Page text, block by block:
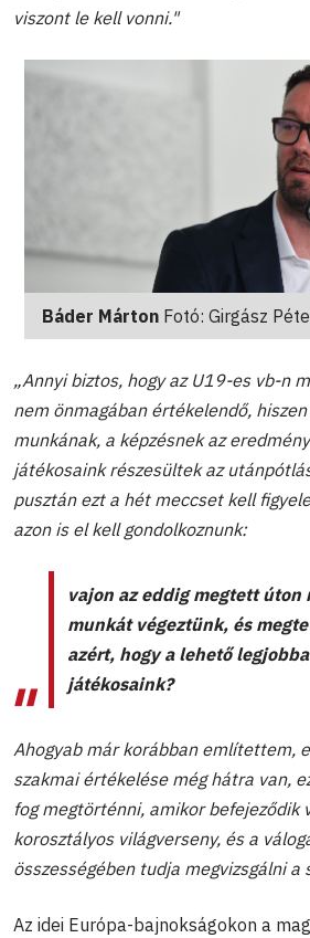
viszont le kell vonni."
Báder Márton Fotó: Girgász
„Annyi biztos, hogy az U19-es vb-n
nem önmagában értékelendő,
munkának, a képzésnek az
játékosaink részesültek az
pusztán ezt a hét meccset kell
azon is el kell gondolkoznunk:
vajon az eddig megtett úton
munkát végeztünk, és
azért, hogy a lehető
játékosaink?
Ahogyab már korábban említettem,
szakmai értékelése még hátra van,
fog megtörténni, amikor befejeződik
korosztályos világverseny, és a
összességében tudja megvizsgálni a
Az idei Európa-bajnokságokon a